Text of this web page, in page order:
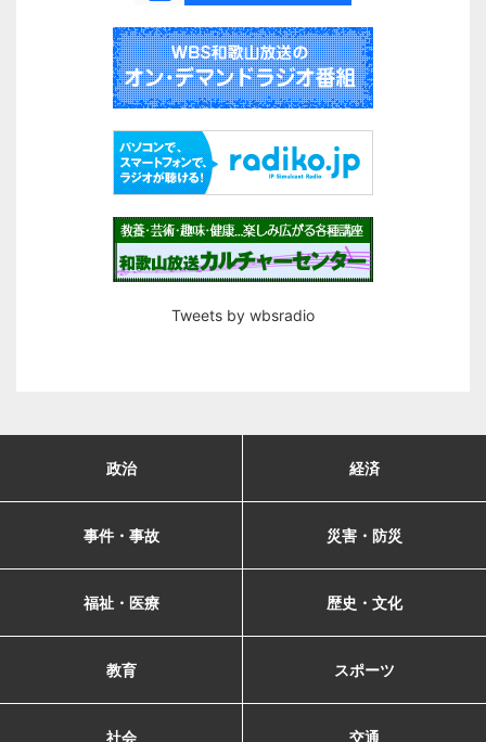
Tweets by wbsradio
政治 経済
事件・事故 災害・防災
福祉・医療 歴史・文化
教育 スポーツ
社会 交通